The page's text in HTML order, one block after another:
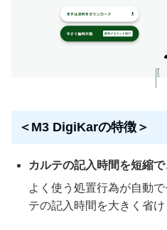
＜M3 DigiKarの特徴＞
カルテの記入時間を短縮で
よく使う処置行為が自動
テの記入時間を大きく省け